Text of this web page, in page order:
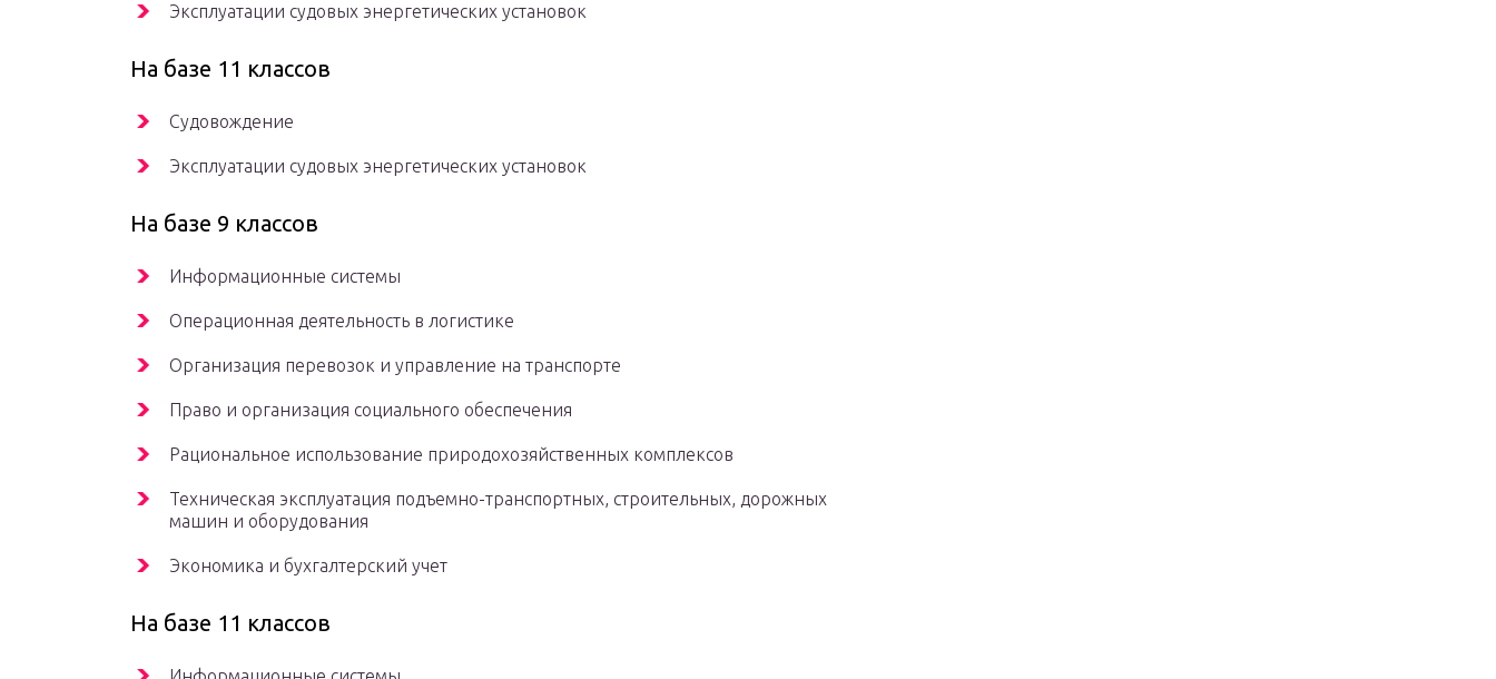
Эксплуатации судовых энергетических установок
На базе 11 классов
Судовождение
Эксплуатации судовых энергетических установок
На базе 9 классов
Информационные системы
Операционная деятельность в логистике
Организация перевозок и управление на транспорте
Право и организация социального обеспечения
Рациональное использование природохозяйственных комплексов
Техническая эксплуатация подъемно-транспортных, строительных, дорожных
машин и оборудования
Экономика и бухгалтерский учет
На базе 11 классов